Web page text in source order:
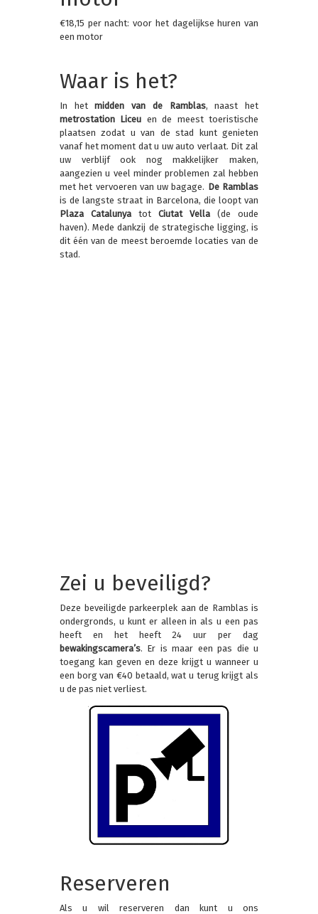
€18,15 per nacht: voor het dagelijkse huren van
een motor
Waar is het?
In hetmidden van de Ramblas, naast het
metrostation Liceu en de meest toeristische
plaatsen zodat u van de stad kunt genieten
vanaf het moment dat u uw auto verlaat. Dit zal
uw verblijf ook nog makkelijker maken,
aangezien u veel minder problemen zal hebben
met het vervoeren van uw bagage. De Ramblas
is de langste straat in Barcelona, die loopt van
Plaza Catalunya tot Ciutat Vella (de oude
haven). Mede dankzij de strategische ligging, is
dit één van de meest beroemde locaties van de
stad.
Zei u beveiligd?
Deze beveiligde parkeerplek aan de Ramblas is
ondergronds, u kunt er alleen in als u een pas
heeft en het heeft 24 uur per dag
bewakingscamera’s. Er is maar een pas die u
toegang kan geven en deze krijgt u wanneer u
een borg van €40 betaald, wat u terug krijgt als
u de pas niet verliest.
Reserveren
Als u wil reserveren dan kunt u ons